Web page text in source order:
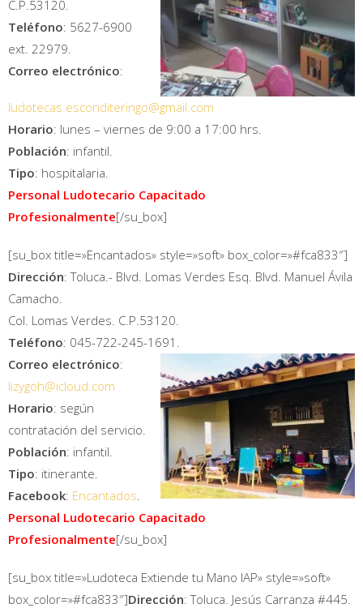
C.P.53120.
Teléfono: 5627-6900
ext. 22979.
Correo electrónico:
ludotecas.esconditeringo@gmail.com
Horario: lunes – viernes de 9:00 a 17:00 hrs.
Población: infantil.
Tipo: hospitalaria.
Personal Ludotecario Capacitado
Profesionalmente[/su_box]
[su_box title=»Encantados» style=»soft» box_color=»#fca833″]
Dirección: Toluca.- Blvd. Lomas Verdes Esq. Blvd. Manuel Ávila
Camacho.
Col. Lomas Verdes. C.P.53120.
Teléfono: 045-722-245-1691.
Correo electrónico:
lizygoh@icloud.com
Horario: según
contratación del servicio.
Población: infantil.
Tipo: itinerante.
Facebook: Encantados.
Personal Ludotecario Capacitado
Profesionalmente[/su_box]
[su_box title=»Ludoteca Extiende tu Mano IAP» style=»soft»
box_color=»#fca833″]Dirección: Toluca. Jesús Carranza #445.